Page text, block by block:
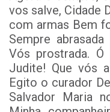
vos salve, Cidade
com armas Bem
Sempre
Vós prostrada.
Judite! Que vós
Egito o curador
Salvador Maria